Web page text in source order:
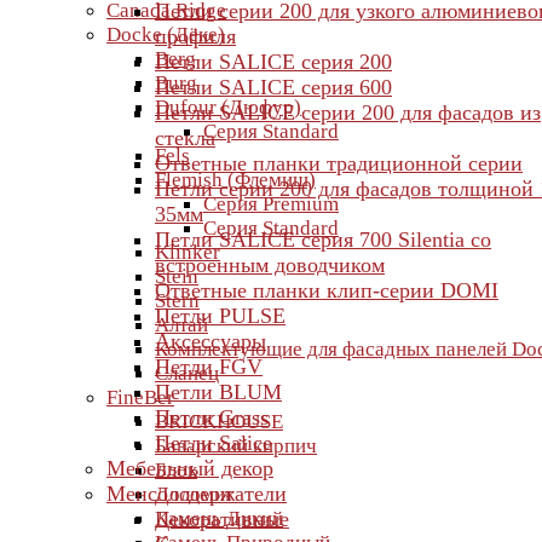
Canada Ridge
Docke (Дёке)
Berg
Burg
Dufour (Дюфур)
Серия Standard
Fels
Flemish (Флемиш)
Серия Premium
Серия Standard
Klinker
Stein
Stern
Алтай
Комплектующие для фасадных панелей
Сланец
FineBer
BRICKHOUSE
Баварский кирпич
Блок
Доломит
Камень Дикий
Петли серии 200 для узкого
профиля
Петли SALICE серия 200
Петли SALICE серия 600
Петли SALICE серии 200 для фасадов из
стекла
Ответные планки традиционной серии
Петли серии 200 для фасадов толщиной
35мм
Петли SALICE серия 700 Silentia со
встроенным доводчиком
Ответные планки клип-серии DOMI
Петли PULSE
Аксессуары
Петли FGV
Петли BLUM
Петли Grass
Петли Salice
Мебельный декор
Менсолодержатели
Декоративные